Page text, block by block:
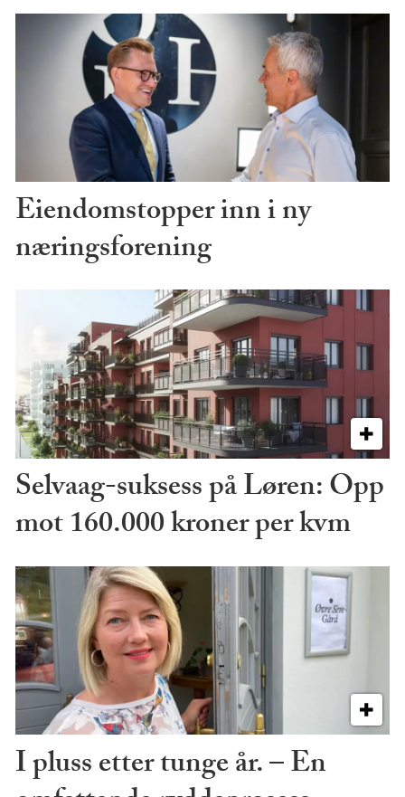
Eiendomstopper inn i ny
næringsforening
Selvaag-suksess på Løren: Opp
mot 160.000 kroner per kvm
I pluss etter tunge år. – En